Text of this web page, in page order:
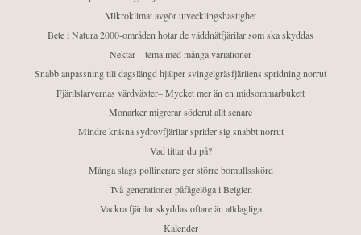
Mikroklimat avgör utvecklingshastighet
Bete i Natura 2000-områden hotar de väddnätfjärilar som ska skyddas
Nektar – tema med många variationer
Snabb anpassning till dagslängd hjälper svingelgräsfjärilens spridning norrut
Fjärilslarvernas värdväxter– Mycket mer än en midsommarbukett
Monarker migrerar söderut allt senare
Mindre kräsna sydrovfjärilar sprider sig snabbt norrut
Vad tittar du på?
Många slags pollinerare ger större bomullsskörd
Två generationer påfågelöga i Belgien
Vackra fjärilar skyddas oftare än alldagliga
Kalender